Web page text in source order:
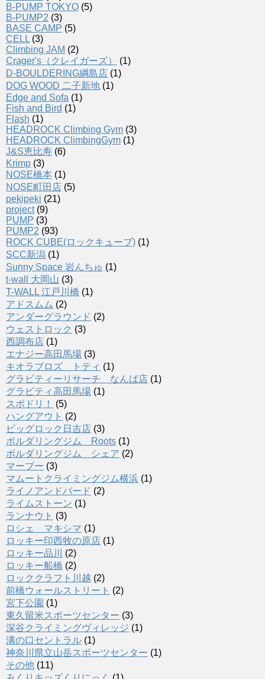
B-PUMP TOKYO (5)
B-PUMP2 (3)
BASE CAMP (5)
CELL (3)
Climbing JAM (2)
Crager's（クレイガーズ）
(1)
D-BOULDERING綱島店 (1)
DOG WOOD 二子新地 (1)
Edge and Sofa (1)
Fish and Bird (1)
Flash (1)
HEADROCK Climbing Gym (3)
HEADROCK ClimbingGym (1)
J&S恵比寿 (6)
Krimp (3)
NOSE橋本 (1)
NOSE町田店 (5)
pekipeki (21)
project(9)
PUMP (3)
PUMP2 (93)
ROCK CUBE(ロックキューブ) (1)
SCC新潟 (1)
Sunny Space 岩んちゅ (1)
t-wall 大岡山 (3)
T-WALL 江戸川橋 (1)
アドスムム (2)
アンダーグラウンド (2)
ウェストロック (3)
西調布店 (1)
エナジー高田馬場 (3)
キオラブロズ トティ (1)
グラビティーリサーチ なんば店 (1)
グラビティ高田馬場 (1)
スポドリ！
(5)
ハングアウト (2)
ビッグロック日吉店 (3)
ボルダリングジム Roots (1)
ボルダリングジム シェア (2)
マーブー (3)
マムートクライミングジム横浜 (1)
ライノアンドバード (2)
ライムストーン (1)
ランナウト (3)
ロシェ マキシマ (1)
ロッキー印西牧の原店 (1)
ロッキー品川
(2)
ロッキー船橋 (2)
ロッククラフト川越 (2)
前橋ウォールストリート (2)
宮下公園 (1)
東久留米スポーツセンター (3)
深谷クライミングヴィレッジ (1)
溝の口セントラル (1)
神奈川県立山岳スポーツセンター (1)
その他 (11)